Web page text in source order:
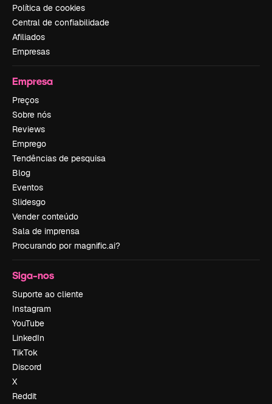
Política de cookies
Central de confiabilidade
Afiliados
Empresas
Empresa
Preços
Sobre nós
Reviews
Emprego
Tendências de pesquisa
Blog
Eventos
Slidesgo
Vender conteúdo
Sala de imprensa
Procurando por magnific.ai?
Siga-nos
Suporte ao cliente
Instagram
YouTube
LinkedIn
TikTok
Discord
X
Reddit